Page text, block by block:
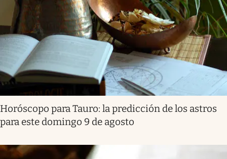
Horóscopo para Tauro: la predicción de los astros
para este domingo 9 de agosto